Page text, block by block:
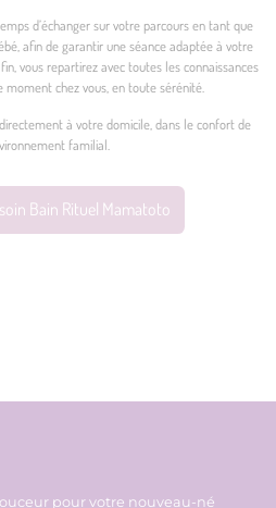
d’échanger sur votre parcours en tant que
afin de garantir une séance adaptée à votre
vous repartirez avec toutes les connaissances
moment chez vous, en toute sérénité.
à votre domicile, dans le confort de
familial.
Bain Rituel Mamatoto
pour votre nouveau-né